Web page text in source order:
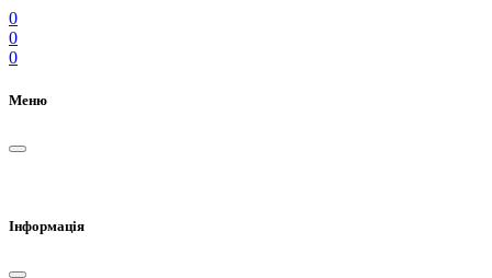
0
0
0
Меню
Інформація